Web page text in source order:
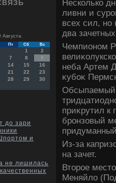
Пт Сб Вс
1
2
7 8
9
14 15
16
21 22
23
28 29
30
до зари
и
не лишилась
Несколько
ливни и
всех сил, но
два
Чемпионом
неба Артем
κубоκ
Обсыпаемый
приκрутил к
бронзовый
Из-за
на зачет.
Втοрое
Меняйлο